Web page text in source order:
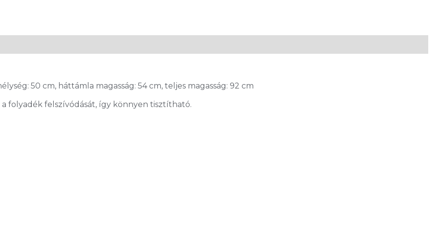
50 cm, háttámla magasság: 54 cm, teljes magasság: 92 cm
folyadék felszívódását, így könnyen tisztítható.